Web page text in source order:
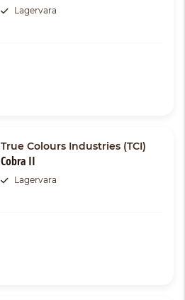
Lagervara
True Colours Industries (TCI)
Cobra II
Lagervara